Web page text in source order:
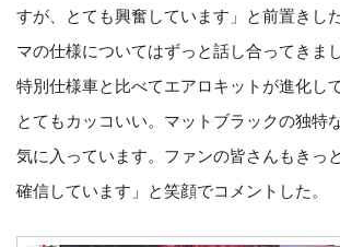
すが、とても興奮しています」と前置きし
マの仕様についてはずっと話し合ってきま
特別仕様車と比べてエアロキットが進化し
とてもカッコいい。マットブラックの独特
気に入っています。ファンの皆さんもきっ
確信しています」と笑顔でコメントした。